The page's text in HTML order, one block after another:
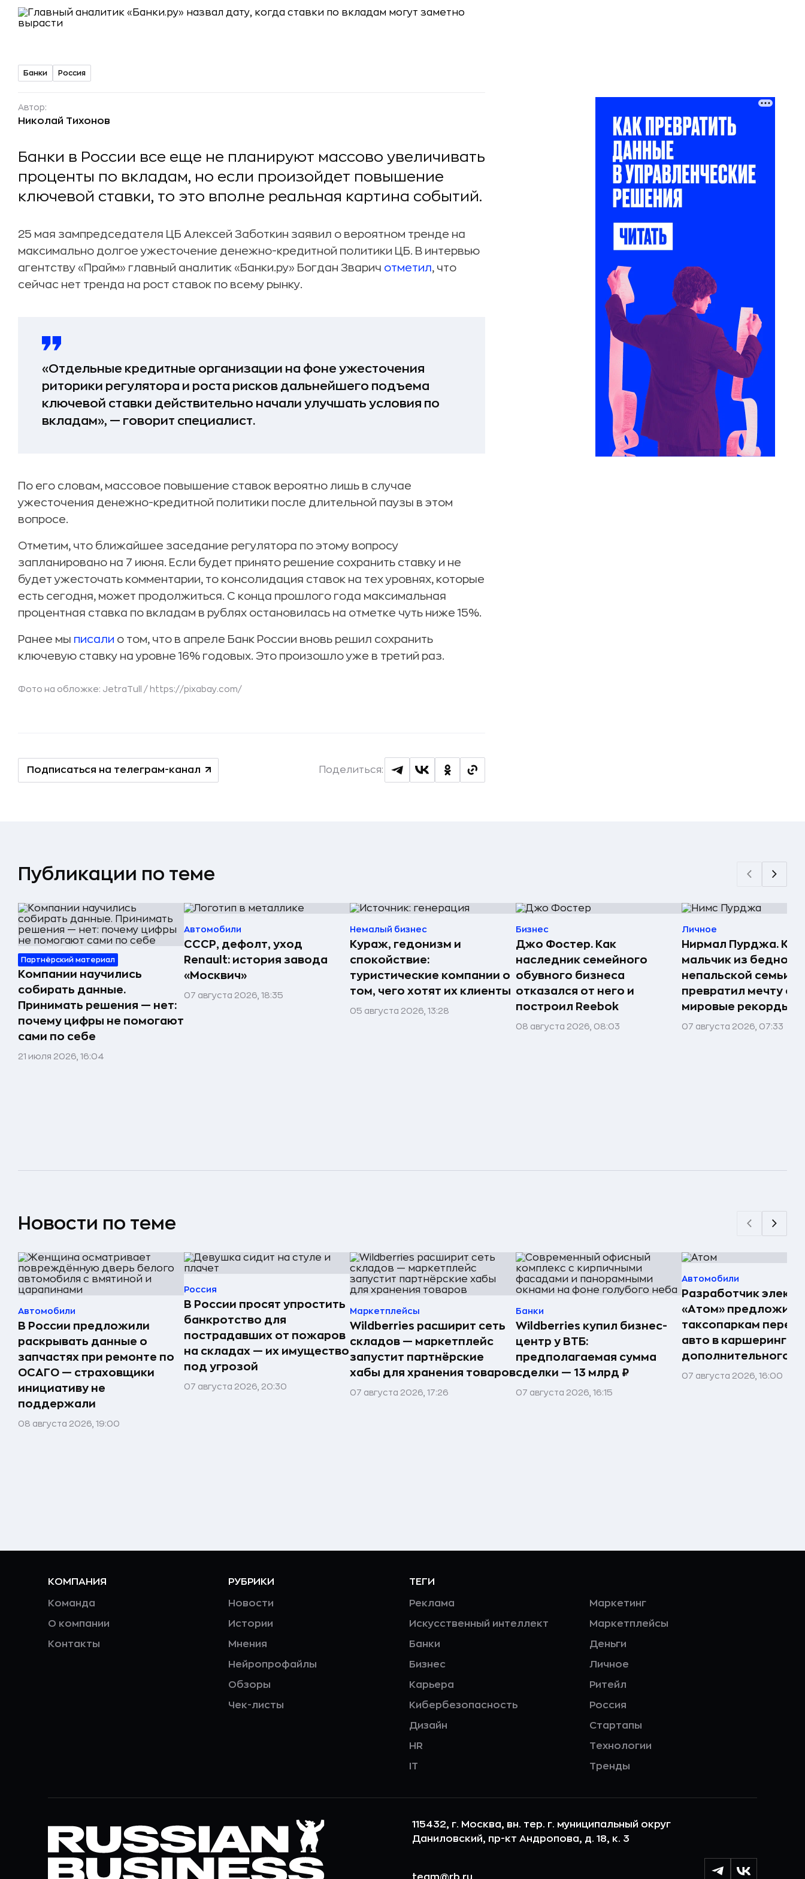
Банки Россия
Автор:
Николай Тихонов
Банки в России все еще не планируют массово увеличивать
проценты по вкладам, но если произойдет повышение
ключевой ставки, то это вполне реальная картина событий.
25 мая зампредседателя ЦБ Алексей Заботкин заявил о вероятном тренде на
максимально долгое ужесточение денежно-кредитной политики ЦБ. В интервью
агентству «Прайм» главный аналитик «Банки.ру» Богдан Зварич отметил, что
сейчас нет тренда на рост ставок по всему рынку.
«Отдельные кредитные организации на фоне ужесточения
риторики регулятора и роста рисков дальнейшего подъема
ключевой ставки действительно начали улучшать условия по
вкладам», — говорит специалист.
По его словам, массовое повышение ставок вероятно лишь в случае
ужесточения денежно-кредитной политики после длительной паузы в этом
вопросе.
Отметим, что ближайшее заседание регулятора по этому вопросу
запланировано на 7 июня. Если будет принято решение сохранить ставку и не
будет ужесточать комментарии, то консолидация ставок на тех уровнях, которые
есть сегодня, может продолжиться. С конца прошлого года максимальная
процентная ставка по вкладам в рублях остановилась на отметке чуть ниже 15%.
Ранее мы писали о том, что в апреле Банк России вновь решил сохранить
ключевую ставку на уровне 16% годовых. Это произошло уже в третий раз.
Фото на обложке: JetraTull / https://pixabay.com/
Подписаться на телеграм-канал Поделиться:
Публикации по теме
Партнёрский материал
Компании научились
собирать данные.
Принимать решения — нет:
почему цифры не помогают
сами по себе
21 июля 2026, 16:04
Автомобили
СССР, дефолт, уход
Renault: история завода
«Москвич»
07 августа 2026, 18:35
Немалый бизнес
Кураж, гедонизм и
спокойствие:
туристические компании о
том, чего хотят их клиенты
05 августа 2026, 13:28
Бизнес
Джо Фостер. Как
наследник семейного
обувного бизнеса
отказался от него и
построил Reebok
08 августа 2026, 08:03
Личное
Нирмал Пурджа. Как
мальчик из бедной
непальской семьи
превратил мечту о
мировые рекорды и
07 августа 2026, 07:33
Новости по теме
Автомобили
В России предложили
раскрывать данные о
запчастях при ремонте по
ОСАГО — страховщики
инициативу не
поддержали
08 августа 2026, 19:00
Россия
В России просят упростить
банкротство для
пострадавших от пожаров
на складах — их имущество
под угрозой
07 августа 2026, 20:30
Маркетплейсы
Wildberries расширит сеть
складов — маркетплейс
запустит партнёрские
хабы для хранения товаров
07 августа 2026, 17:26
Банки
Wildberries купил бизнес-
центр у ВТБ:
предполагаемая сумма
сделки — 13 млрд ₽
07 августа 2026, 16:15
Автомобили
Разработчик
«Атом» предложил
таксопаркам
авто в каршеринг —
дополнительного
07 августа 2026, 16:00
КОМПАНИЯ
Команда
О компании
Контакты
РУБРИКИ
Новости
Истории
Мнения
Нейропрофайлы
Обзоры
Чек-листы
ТЕГИ
Реклама
Искусственный интеллект
Банки
Бизнес
Карьера
Кибербезопасность
Дизайн
HR
IT
Маркетинг
Маркетплейсы
Деньги
Личное
Ритейл
Россия
Стартапы
Технологии
Тренды
115432, г. Москва, вн. тер. г. муниципальный округ
Даниловский, пр-кт Андропова, д. 18, к. 3
team@rb.ru